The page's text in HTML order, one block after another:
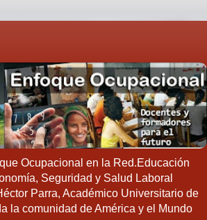
Ocupacional en la Red.Educación
Seguridad y Salud Laboral
Parra, Académico Universitario de
la comunidad de América y el Mundo